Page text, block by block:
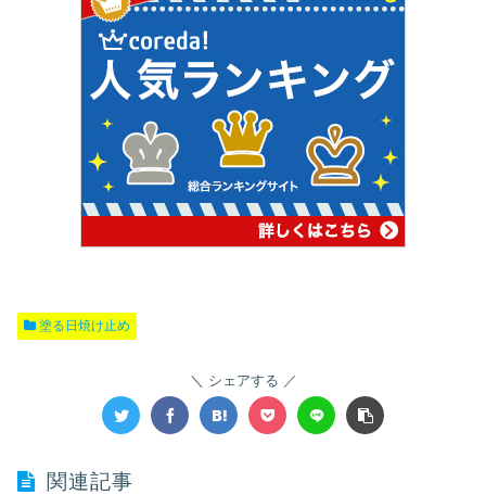
塗る日焼け止め
シェアする
関連記事